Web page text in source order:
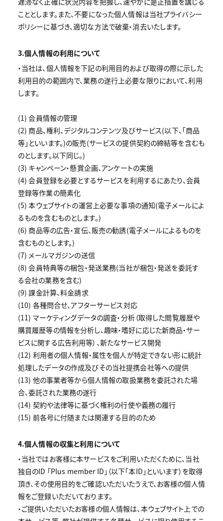
こととします。また、不要になった個人情報は当社プライバシー
ポリシーに基づき、適切な方法で破棄・消去いたします。
3.個人情報の利用について
・当社は、個人情報を下記の利用目的および取得の際に示した
利用目的の範囲内で、業務の遂行上必要な限りにおいて、利用
します。
(1) 会員情報の管理
(2) 商品、権利、デジタルコンテンツ及びサービス(以下、「商品
等」といいます。)の販売(サービスの提供契約の締結等を含むも
のとします。以下同じ。)
(3) キャンペーン・懸賞企画、アンケートの実施
(4) 会員登録を必要とするサービスを利用するにあたり、会員
登録等作業の簡素化
(5) 本ウェブサイトの運営上必要な事項の通知(電子メールによ
るものを含むものとします。)
(6) 商品等の広告・宣伝、販売の勧誘(電子メールによるものを
含むものとします。)
(7) メールマガジンの送信
(8) 会員特典等の梱包・発送業務(当社が梱包・発送を委託す
る会社の業務を含む)
(9) 課金計算、料金請求
(10) 各種問合せ、アフターサービス対応
(11) マーケティングデータの調査・分析（取得した閲覧履歴や
購買履歴等の情報を分析し、趣味・嗜好に応じた新商品・サー
ビスに関する広告利用等）、新たなサービス開発
(12) 利用者の個人情報・属性を個人が特定できない形に統計
処理したデータの作成及びその当社提携会社等への提供
(13) 他の事業者等から個人情報の取扱業務を委託された場
合、委託された業務の遂行
(14) 契約や法律等に基づく権利の行使や義務の履行
(15) 前各号に付随または関連する目的のため
4.個人情報の収集と利用について
・当社ではお客様に本サービスをご利用いただくために、当社
独自のID 「Plus member ID」（以下「本ID」といいます）を取得
頂き、その使用目的をご確認いただいたうえで、お客様の個人情
報をご登録いただいております。
・ご提供いただいたお客様の個人情報は、本ウェブサイト上での